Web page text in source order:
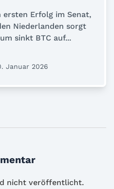
ersten Erfolg im Senat,
Niederlanden sorgt
sinkt BTC auf...
Januar 2026
nicht veröffentlicht.